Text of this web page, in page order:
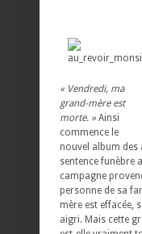
« Vendredi, ma
grand-mère est
morte. » Ainsi
commence le
nouvel album des
sentence funèbre
campagne
personne de sa
mère est effacée,
aigri. Mais cette